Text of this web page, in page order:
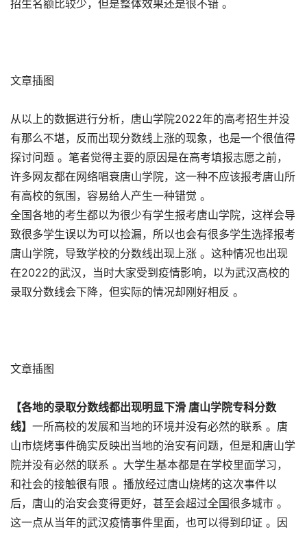
招生名额比较少，但是整体效果还是很不错 。
文章插图
从以上的数据进行分析，唐山学院2022年的高考招生并没
有那么不堪，反而出现分数线上涨的现象，也是一个很值得
探讨问题 。笔者觉得主要的原因是在高考填报志愿之前，
许多网友都在网络唱衰唐山学院，这一种不应该报考唐山所
有高校的氛围，容易给人产生一种错觉 。
全国各地的考生都以为很少有学生报考唐山学院，这样会导
致很多学生误以为可以捡漏，所以也会有很多学生选择报考
唐山学院，导致学校的分数线出现上涨 。这种情况也出现
在2022的武汉，当时大家受到疫情影响，以为武汉高校的
录取分数线会下降，但实际的情况却刚好相反 。
文章插图
【各地的录取分数线都出现明显下滑 唐山学院专科分数
线】 一所高校的发展和当地的环境并没有必然的联系 。唐
山市烧烤事件确实反映出当地的治安有问题，但是和唐山学
院并没有必然的联系 。大学生基本都是在学校里面学习，
和社会的接触很有限 。播放经过唐山烧烤的这次事件以
后，唐山的治安会变得更好，甚至会超过全国很多城市 。
这一点从当年的武汉疫情事件里面，也可以得到印证 。因